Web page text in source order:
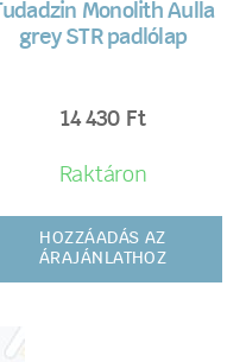
Tudadzin Monolith Aulla
grey STR padlólap
14 430 Ft
Raktáron
HOZZÁADÁS AZ
ÁRAJÁNLATHOZ